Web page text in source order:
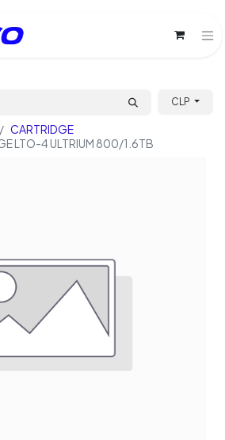
CLP
CARTRIDGE
LTO-4 ULTRIUM 800/1.6TB